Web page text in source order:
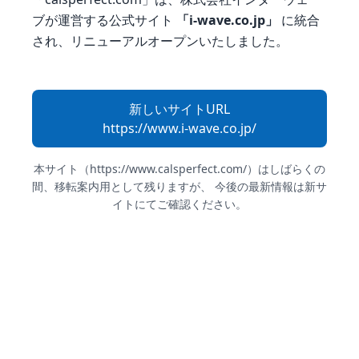
ブが運営する公式サイト 「i-wave.co.jp」 に統合
され、リニューアルオープンいたしました。
新しいサイトURL
https://www.i-wave.co.jp/
本サイト（https://www.calsperfect.com/）はしばらくの
間、移転案内用として残りますが、
今後の最新情報は新サ
イトにてご確認ください。